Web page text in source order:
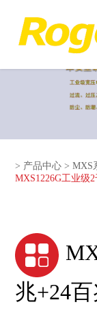
> 产品中心 >MXS
MXS1226G工业级
兆+24